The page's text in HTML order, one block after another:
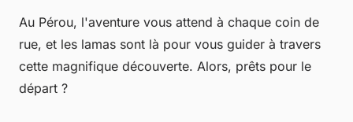
Au Pérou, l'aventure vous attend à chaque coin de
rue, et les lamas sont là pour vous guider à travers
cette magnifique découverte. Alors, prêts pour le
départ ?